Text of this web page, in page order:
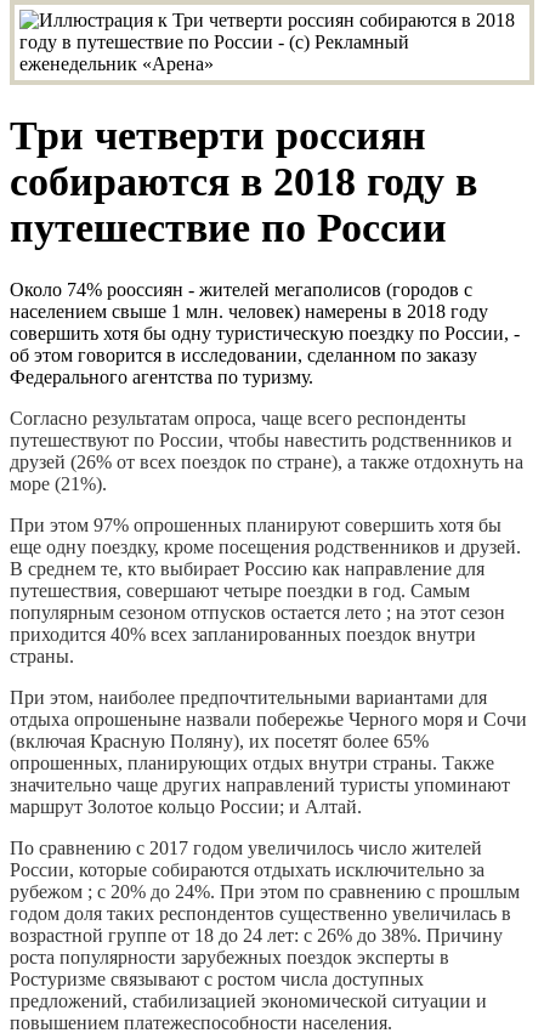
Три четверти россиян
собираются в 2018 году в
путешествие по России
Около 74% рооссиян - жителей мегаполисов (городов с
населением свыше 1 млн. человек) намерены в 2018 году
совершить хотя бы одну туристическую поездку по России, -
об этом говорится в исследовании, сделанном по заказу
Федерального агентства по туризму.
Согласно результатам опроса, чаще всего респонденты
путешествуют по России, чтобы навестить родственников и
друзей (26% от всех поездок по стране), а также отдохнуть на
море (21%).
При этом 97% опрошенных планируют совершить хотя бы
еще одну поездку, кроме посещения родственников и друзей.
В среднем те, кто выбирает Россию как направление для
путешествия, совершают четыре поездки в год. Самым
популярным сезоном отпусков остается лето ; на этот сезон
приходится 40% всех запланированных поездок внутри
страны.
При этом, наиболее предпочтительными вариантами для
отдыха опрошеныне назвали побережье Черного моря и Сочи
(включая Красную Поляну), их посетят более 65%
опрошенных, планирующих отдых внутри страны. Также
значительно чаще других направлений туристы упоминают
маршрут Золотое кольцо России; и Алтай.
По сравнению с 2017 годом увеличилось число жителей
России, которые собираются отдыхать исключительно за
рубежом ; с 20% до 24%. При этом по сравнению с прошлым
годом доля таких респондентов существенно увеличилась в
возрастной группе от 18 до 24 лет: с 26% до 38%. Причину
роста популярности зарубежных поездок эксперты в
Ростуризме связывают с ростом числа доступных
предложений, стабилизацией экономической ситуации и
повышением платежеспособности населения.